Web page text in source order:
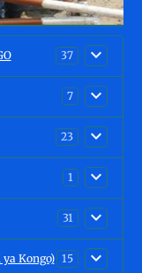
37
7
23
1
31
ya Kongo) 15